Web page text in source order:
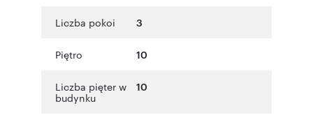
Liczba pokoi 3
Piętro 10
Liczba pięter w
budynku
10